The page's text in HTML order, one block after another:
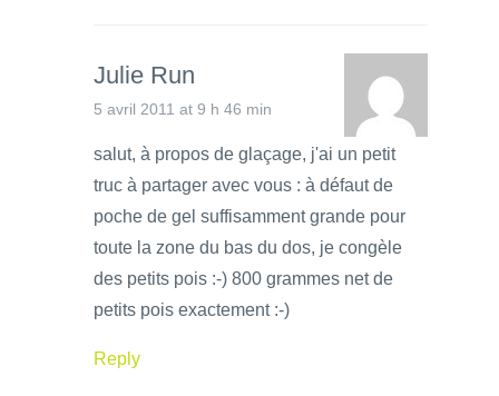
Julie Run
5 avril 2011 at 9 h 46 min
salut, à propos de glaçage, j'ai un petit
truc à partager avec vous : à défaut de
poche de gel suffisamment grande pour
toute la zone du bas du dos, je congèle
des petits pois :-) 800 grammes net de
petits pois exactement :-)
Reply